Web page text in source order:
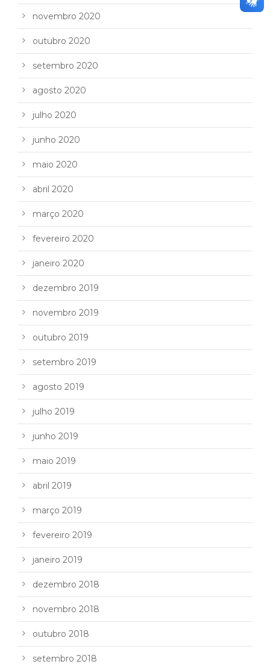
novembro 2020
outubro 2020
setembro 2020
agosto 2020
julho 2020
junho 2020
maio 2020
abril 2020
março 2020
fevereiro 2020
janeiro 2020
dezembro 2019
novembro 2019
outubro 2019
setembro 2019
agosto 2019
julho 2019
junho 2019
maio 2019
abril 2019
março 2019
fevereiro 2019
janeiro 2019
dezembro 2018
novembro 2018
outubro 2018
setembro 2018